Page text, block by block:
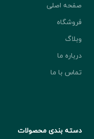
صفحه اصلی
فروشگاه
وبلاگ
درباره ما
تماس با ما
دسته بندی محصولات